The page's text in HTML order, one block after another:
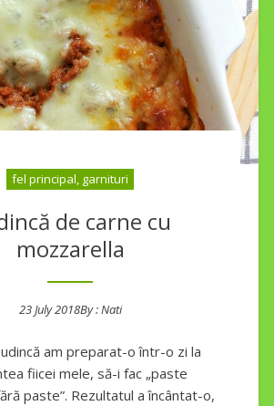
fel principal, garnituri
de carne cu
mozzarella
23 July 2018By :Nati
am preparat-o într-o zi la
fiicei mele, să-i fac „paste
paste”. Rezultatul a încântat-o,